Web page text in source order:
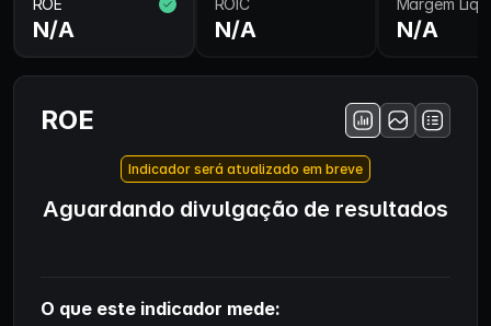
ROE
N/A
ROIC
N/A
Margem
N/A
ROE
Indicador será atualizado em breve
Aguardando divulgação de resultados
O que este indicador mede: